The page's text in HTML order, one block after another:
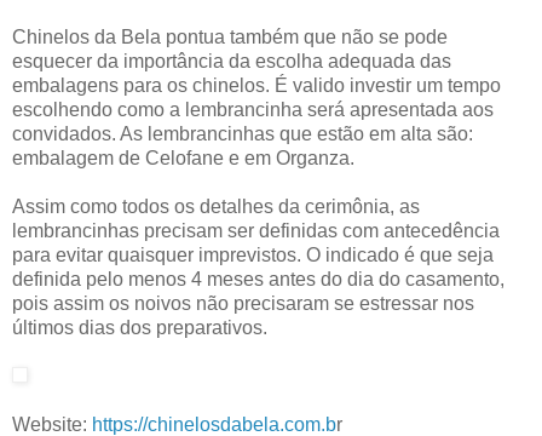
Chinelos da Bela pontua também que não se pode
esquecer da importância da escolha adequada das
embalagens para os chinelos. É valido investir um tempo
escolhendo como a lembrancinha será apresentada aos
convidados. As lembrancinhas que estão em alta são:
embalagem de Celofane e em Organza.
Assim como todos os detalhes da cerimônia, as
lembrancinhas precisam ser definidas com antecedência
para evitar quaisquer imprevistos. O indicado é que seja
definida pelo menos 4 meses antes do dia do casamento,
pois assim os noivos não precisaram se estressar nos
últimos dias dos preparativos.
Website: https://chinelosdabela.com.br